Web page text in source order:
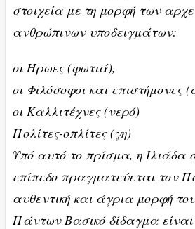
στοιχεία με τη μορφή των
ανθρώπινων υποδειγμάτων:
οι Ήρωες (φωτιά),
οι Φιλόσοφοι και επιστήμονες
οι Καλλιτέχνες (νερό)
Πολίτες-οπλίτες (γη)
Υπό αυτό το πρίσμα, η Ιλιάδα
επίπεδο πραγματεύεται τον
αυθεντική και άγρια μορφή
Πάντων Βασικό δίδαγμα